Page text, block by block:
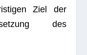
Ziel der
des